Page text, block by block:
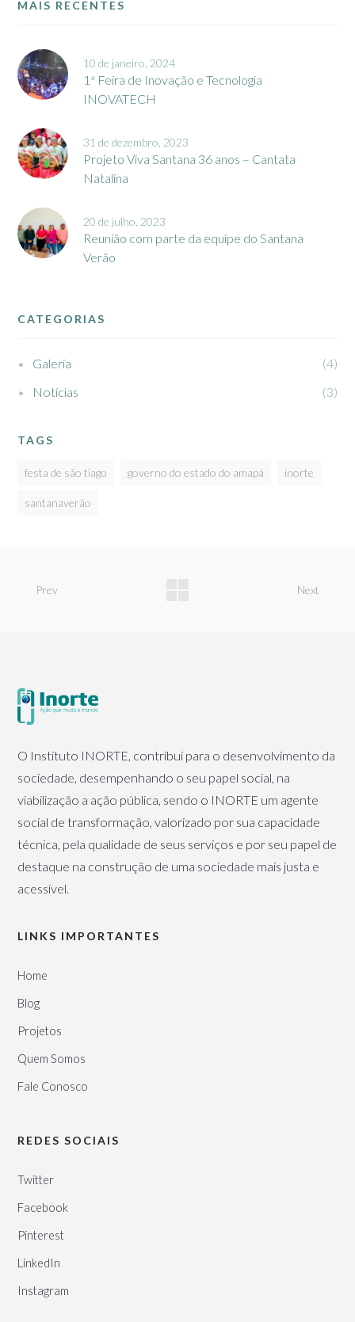
MAIS RECENTES
10 de janeiro, 2024
1ª Feira de Inovação e Tecnologia
INOVATECH
31 de dezembro, 2023
Projeto Viva Santana 36 anos – Cantata
Natalina
20 de julho, 2023
Reunião com parte da equipe do Santana
Verão
CATEGORIAS
Galeria
4
Notícias
3
TAGS
festa de são tiago governo do estado do amapá inorte
santanaverão
Prev Next
O Instituto INORTE, contribui para o desenvolvimento da
sociedade, desempenhando o seu papel social, na
viabilização a ação pública, sendo o INORTE um agente
social de transformação, valorizado por sua capacidade
técnica, pela qualidade de seus serviços e por seu papel de
destaque na construção de uma sociedade mais justa e
acessível.
LINKS IMPORTANTES
Home
Blog
Projetos
Quem Somos
Fale Conosco
REDES SOCIAIS
Twitter
Facebook
Pinterest
LinkedIn
Instagram